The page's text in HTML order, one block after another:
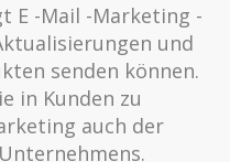
E -Mail -Marketing -
und
senden können.
in Kunden zu
auch der